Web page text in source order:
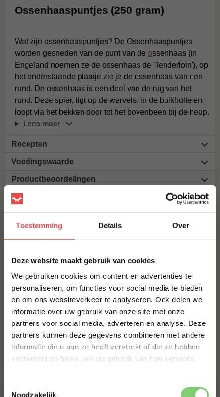
Toestemming Details Over
Deze website maakt gebruik van cookies
We gebruiken cookies om content en advertenties te
personaliseren, om functies voor social media te bieden
en om ons websiteverkeer te analyseren. Ook delen we
informatie over uw gebruik van onze site met onze
partners voor social media, adverteren en analyse. Deze
partners kunnen deze gegevens combineren met andere
informatie die u aan ze heeft verstrekt of die ze hebben
verzameld op basis van uw gebruik van hun services.
Noodzakelijk
Ossenhaaspuntjes (250 gram)
Wat zijn ossenhaaspuntjes? De Ossenhaaspuntjes
worden gesneden van de punt van de ossenhaas (in
Engeland noemen ze de ossenhaas de 'Tenderloin'), op
het onderstaande plaatje zie je de ossenhaas van een
rund. De ossenhaas is een deel van de rug van het
rund. Deze spier, ligt op de wervels, in de buikholte en
loopt via het bekken door tot het bovenbeen bij de heup.
Lees meer
Recepten
Voedingswaarde
Productbeoordelingen
ANGUS KOGELBIEFSTUK
ANGUS BURGER, 6 HALEN 5 BETALEN
€ 30,- € 25,-
VARKENSHAAS
€ 5,63
10% korting op je
eerste bestelling*
Schrijf je in voor onze nieuwsbrief en ontvang direct
10% korting op jouw eerste bestelling.
ACHTERNAAM